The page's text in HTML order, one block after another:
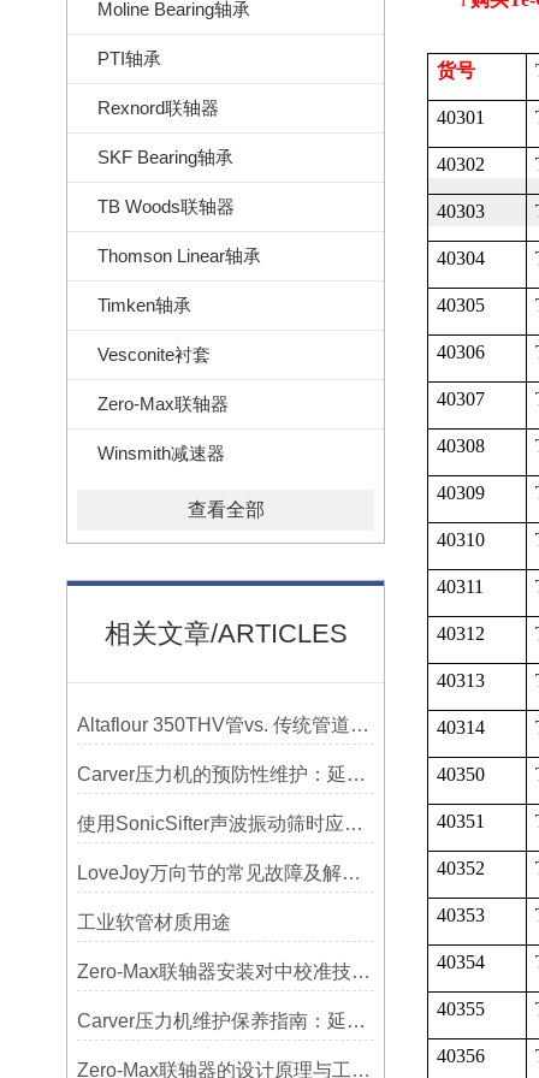
Moline Bearing轴承
PTI轴承
Rexnord联轴器
SKF Bearing轴承
TB Woods联轴器
Thomson Linear轴承
Timken轴承
Vesconite衬套
Zero-Max联轴器
Winsmith减速器
查看全部
相关文章/ARTICLES
Altaflour 350THV管vs. 传统管道：谁更耐用？
Carver压力机的预防性维护：延长使用寿命的技巧
使用SonicSifter声波振动筛时应注意的几个方面
LoveJoy万向节的常见故障及解决方案
工业软管材质用途
Zero-Max联轴器安装对中校准技巧与常见误差分析
Carver压力机维护保养指南：延长设备寿命的关键
Zero-Max联轴器的设计原理与工艺流程解析
货号
40301
40302
40303
40304
40305
40306
40307
40308
40309
40310
40311
40312
40313
40314
40350
40351
40352
40353
40354
40355
40356